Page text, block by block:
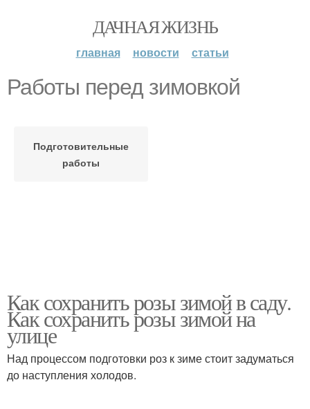
ДАЧНАЯ ЖИЗНЬ
главная новости статьи
Работы перед зимовкой
Подготовительные
работы
Как сохранить розы зимой в саду.
Как сохранить розы зимой на
улице
Над процессом подготовки роз к зиме стоит задуматься
до наступления холодов.